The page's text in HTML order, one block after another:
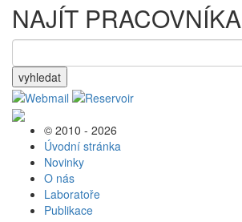
NAJÍT PRACOVNÍKA
vyhledat
© 2010 - 2026
Úvodní stránka
Novinky
O nás
Laboratoře
Publikace